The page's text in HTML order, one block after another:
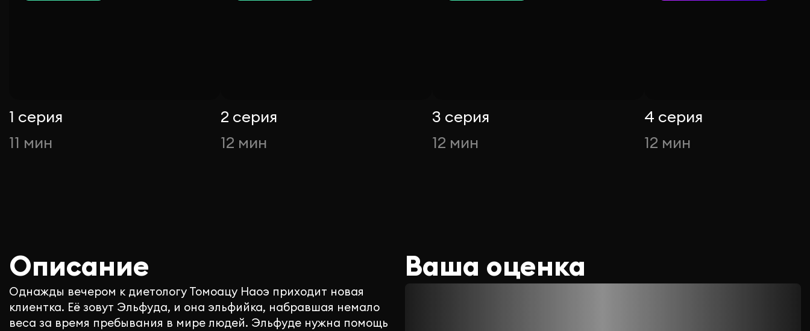
1 серия
11 мин
2 серия
12 мин
3 серия
12 мин
4 серия
12 мин
Описание
Однажды вечером к диетологу Томоацу Наоэ приходит новая
клиентка. Её зовут Эльфуда, и она эльфийка, набравшая немало
веса за время пребывания в мире людей. Эльфуде нужна помощь
Ваша оценка